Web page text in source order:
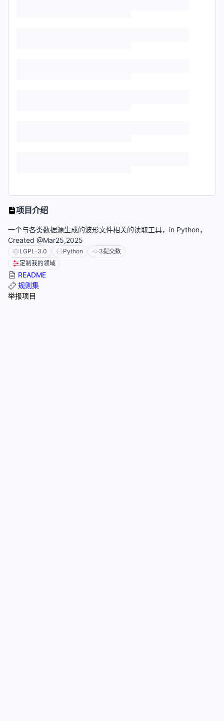
项目介绍
一个与各类数据源生成的波形文件相关的读取工具，in Python，
Created @Mar25,2025
LGPL-3.0 Python 3提交数
定制我的领域
README
规则集
举报项目